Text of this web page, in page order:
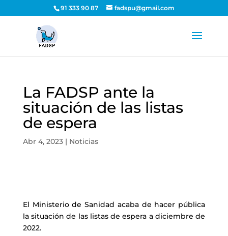
91 333 90 87 fadspu@gmail.com
La FADSP ante la
situación de las listas
de espera
Abr 4, 2023| Noticias
El Ministerio de Sanidad acaba de hacer pública
la situación de las listas de espera a diciembre de
2022.